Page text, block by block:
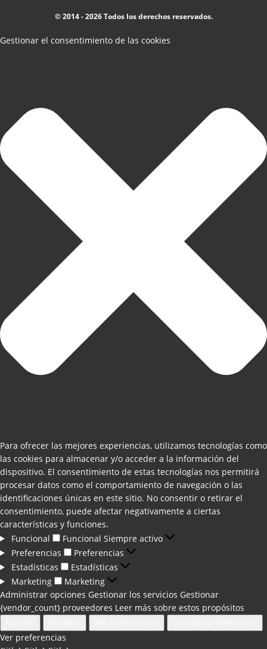
© 2014 - 2026 Todos los derechos reservados.
Gestionar el consentimiento de las cookies
Para ofrecer las mejores experiencias, utilizamos tecnologías como
las cookies para almacenar y/o acceder a la información del
dispositivo. El consentimiento de estas tecnologías nos permitirá
procesar datos como el comportamiento de navegación o las
identificaciones únicas en este sitio. No consentir o retirar el
consentimiento, puede afectar negativamente a ciertas
características y funciones.
Funcional
Funcional Siempre activo
Preferencias
Preferencias
Estadísticas
Estadísticas
Marketing
Marketing
Administrar opciones Gestionar los servicios Gestionar
{vendor_count} proveedores Leer más sobre estos propósitos
Ver preferencias